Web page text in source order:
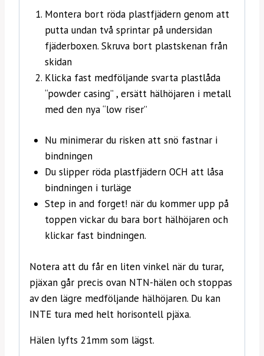
Montera bort röda plastfjädern genom att
putta undan två sprintar på undersidan
fjäderboxen. Skruva bort plastskenan från
skidan
Klicka fast medföljande svarta plastlåda
“powder casing” , ersätt hälhöjaren i metall
med den nya “low riser”
Nu minimerar du risken att snö fastnar i
bindningen
Du slipper röda plastfjädern OCH att låsa
bindningen i turläge
Step in and forget! när du kommer upp på
toppen vickar du bara bort hälhöjaren och
klickar fast bindningen.
Notera att du får en liten vinkel när du turar,
pjäxan går precis ovan NTN-hälen och stoppas
av den lägre medföljande hälhöjaren. Du kan
INTE tura med helt horisontell pjäxa.
Hälen lyfts 21mm som lägst.